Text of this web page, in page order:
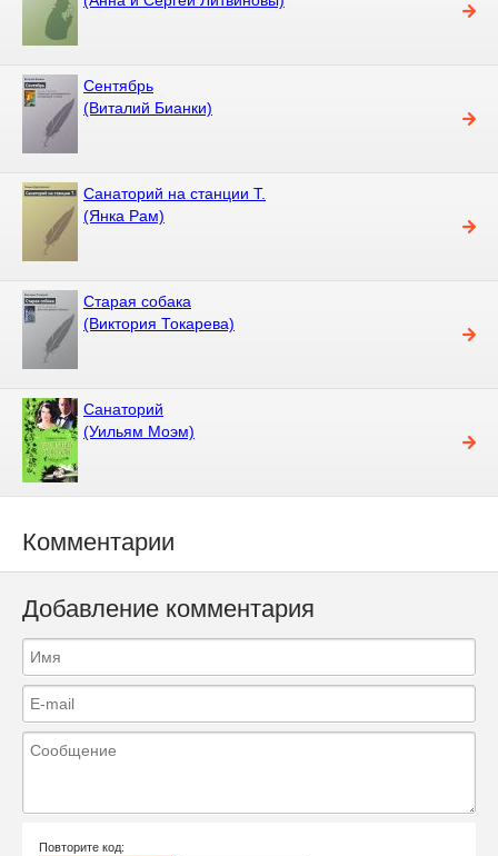
Сентябрь
(Виталий Бианки)
Санаторий на станции Т.
(Янка Рам)
Старая собака
(Виктория Токарева)
Санаторий
(Уильям Моэм)
Комментарии
Добавление комментария
Повторите код: